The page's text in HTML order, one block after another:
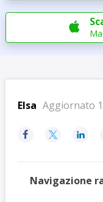

Elsa Aggiornato
  
Navigazione